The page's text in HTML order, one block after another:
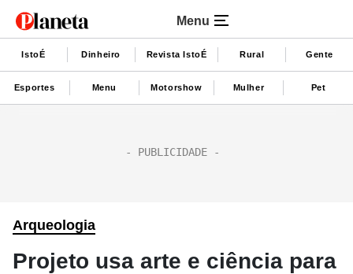
Menu
IstoÉ Dinheiro Revista IstoÉ Rural Gente
Esportes Menu Motorshow Mulher Pet
Arqueologia
Projeto usa arte e ciência para